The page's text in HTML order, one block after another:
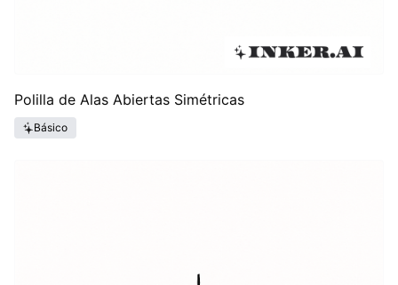
Polilla de Alas Abiertas Simétricas
Básico